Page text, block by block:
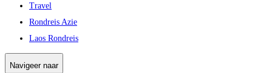
Travel
Rondreis Azie
Laos Rondreis
Navigeer naar